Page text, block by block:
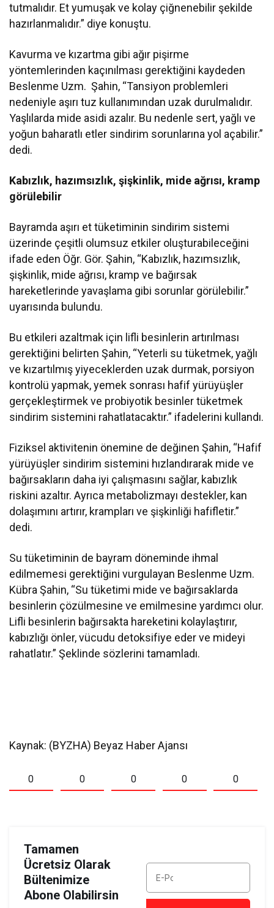
tutmalıdır. Et yumuşak ve kolay çiğnenebilir şekilde
hazırlanmalıdır.” diye konuştu.
Kavurma ve kızartma gibi ağır pişirme
yöntemlerinden kaçınılması gerektiğini kaydeden
Beslenme Uzm. Şahin, “Tansiyon problemleri
nedeniyle aşırı tuz kullanımından uzak durulmalıdır.
Yaşlılarda mide asidi azalır. Bu nedenle sert, yağlı ve
yoğun baharatlı etler sindirim sorunlarına yol açabilir.”
dedi.
Kabızlık, hazımsızlık, şişkinlik, mide ağrısı, kramp
görülebilir
Bayramda aşırı et tüketiminin sindirim sistemi
üzerinde çeşitli olumsuz etkiler oluşturabileceğini
ifade eden Öğr. Gör. Şahin, “Kabızlık, hazımsızlık,
şişkinlik, mide ağrısı, kramp ve bağırsak
hareketlerinde yavaşlama gibi sorunlar görülebilir.”
uyarısında bulundu.
Bu etkileri azaltmak için lifli besinlerin artırılması
gerektiğini belirten Şahin, “Yeterli su tüketmek, yağlı
ve kızartılmış yiyeceklerden uzak durmak, porsiyon
kontrolü yapmak, yemek sonrası hafif yürüyüşler
gerçekleştirmek ve probiyotik besinler tüketmek
sindirim sistemini rahatlatacaktır.” ifadelerini kullandı.
Fiziksel aktivitenin önemine de değinen Şahin, “Hafif
yürüyüşler sindirim sistemini hızlandırarak mide ve
bağırsakların daha iyi çalışmasını sağlar, kabızlık
riskini azaltır. Ayrıca metabolizmayı destekler, kan
dolaşımını artırır, krampları ve şişkinliği hafifletir.”
dedi.
Su tüketiminin de bayram döneminde ihmal
edilmemesi gerektiğini vurgulayan Beslenme Uzm.
Kübra Şahin, “Su tüketimi mide ve bağırsaklarda
besinlerin çözülmesine ve emilmesine yardımcı olur.
Lifli besinlerin bağırsakta hareketini kolaylaştırır,
kabızlığı önler, vücudu detoksifiye eder ve mideyi
rahatlatır.” Şeklinde sözlerini tamamladı.
Kaynak: (BYZHA) Beyaz Haber Ajansı
0 0 0 0 0
Tamamen
Ücretsiz Olarak
Bültenimize
Abone Olabilirsin